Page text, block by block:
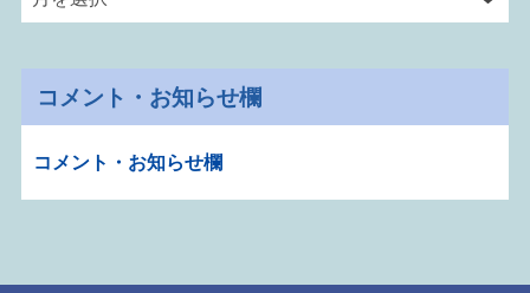
コメント・お知らせ欄
コメント・お知らせ欄